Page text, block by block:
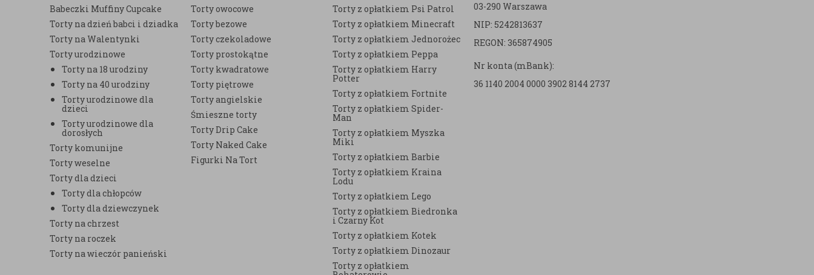
Babeczki Muffiny Cupcake
Torty na dzień babci i dziadka
Torty na Walentynki
Torty urodzinowe
Torty na 18 urodziny
Torty na 40 urodziny
Torty urodzinowe dla
dzieci
Torty urodzinowe dla
dorosłych
Torty komunijne
Torty weselne
Torty dla dzieci
Torty dla chłopców
Torty dla dziewczynek
Torty na chrzest
Torty na roczek
Torty na wieczór panieński
Torty owocowe
Torty bezowe
Torty czekoladowe
Torty prostokątne
Torty kwadratowe
Torty piętrowe
Torty angielskie
Śmieszne torty
Torty Drip Cake
Torty Naked Cake
Figurki Na Tort
Torty z opłatkiem Psi Patrol
Torty z opłatkiem Minecraft
Torty z opłatkiem Jednorożec
Torty z opłatkiem Peppa
Torty z opłatkiem Harry
Potter
Torty z opłatkiem Fortnite
Torty z opłatkiem Spider-
Man
Torty z opłatkiem Myszka
Miki
Torty z opłatkiem Barbie
Torty z opłatkiem Kraina
Lodu
Torty z opłatkiem Lego
Torty z opłatkiem Biedronka
i Czarny Kot
Torty z opłatkiem Kotek
Torty z opłatkiem Dinozaur
Torty z opłatkiem
03-290 Warszawa
NIP: 5242813637
REGON: 365874905
Nr konta (mBank):
36 1140 2004 0000 3902 8144 2737